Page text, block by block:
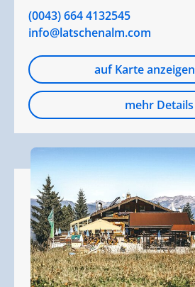
(0043) 664 4132545
info@latschenalm.com
auf Karte anzeigen
mehr Details